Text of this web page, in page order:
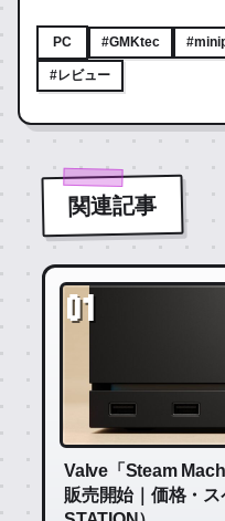
PC #GMKtec
#レビュー
関連記事
01
Valve「Steam
販売開始｜価格・